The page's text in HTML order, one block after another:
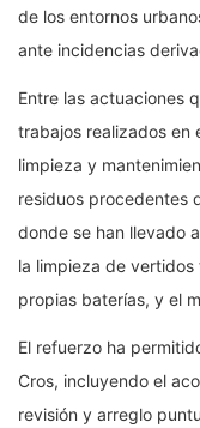
de los entornos
ante incidencias
Entre las actuaciones
trabajos realizados en
limpieza y
residuos procedentes
donde se han llevado
la limpieza de
propias baterías, y el
El refuerzo ha
Cros, incluyendo el
revisión y arreglo